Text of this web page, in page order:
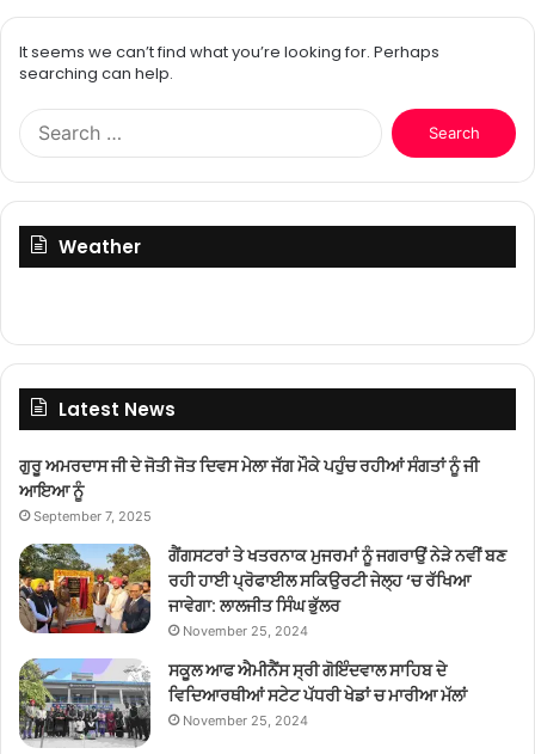
It seems we can’t find what you’re looking for. Perhaps
searching can help.
Search
for:
Weather
Latest News
ਗੁਰੂ ਅਮਰਦਾਸ ਜੀ ਦੇ ਜੋਤੀ ਜੋਤ ਦਿਵਸ ਮੇਲਾ ਜੱਗ ਮੌਕੇ ਪਹੁੰਚ ਰਹੀਆਂ ਸੰਗਤਾਂ ਨੂੰ ਜੀ
ਆਇਆ ਨੂੰ
September 7, 2025
ਗੈਂਗਸਟਰਾਂ ਤੇ ਖਤਰਨਾਕ ਮੁਜਰਮਾਂ ਨੂੰ ਜਗਰਾਉਂ ਨੇੜੇ ਨਵੀਂ ਬਣ
ਰਹੀ ਹਾਈ ਪ੍ਰੋਫਾਈਲ ਸਕਿਉਰਟੀ ਜੇਲ੍ਹ ‘ਚ ਰੱਖਿਆ
ਜਾਵੇਗਾ: ਲਾਲਜੀਤ ਸਿੰਘ ਭੁੱਲਰ
November 25, 2024
ਸਕੂਲ ਆਫ ਐਮੀਨੈਂਸ ਸ੍ਰੀ ਗੋਇੰਦਵਾਲ ਸਾਹਿਬ ਦੇ
ਵਿਦਿਆਰਥੀਆਂ ਸਟੇਟ ਪੱਧਰੀ ਖੇਡਾਂ ਚ ਮਾਰੀਆ ਮੱਲਾਂ
November 25, 2024